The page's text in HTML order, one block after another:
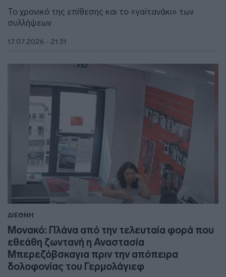
Το χρονικό της επίθεσης και το «γαϊτανάκι» των
συλλήψεων
17.07.2026 - 21:31
ΔΙΕΘΝΗ
Μονακό: Πλάνα από την τελευταία φορά που
εθεάθη ζωντανή η Αναστασία
Μπερεζόβσκαγια πριν την απόπειρα
δολοφονίας του Γερμολάγιεφ